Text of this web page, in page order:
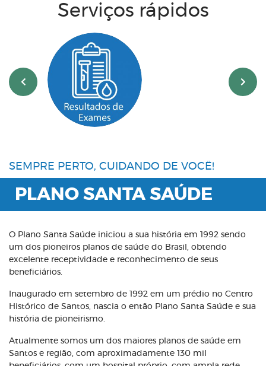
Serviços rápidos
‹ ›
SEMPRE PERTO, CUIDANDO DE VOCÊ!
PLANO SANTA SAÚDE
O Plano Santa Saúde iniciou a sua história em 1992 sendo
um dos pioneiros planos de saúde do Brasil, obtendo
excelente receptividade e reconhecimento de seus
beneficiários.
Inaugurado em setembro de 1992 em um prédio no Centro
Histórico de Santos, nascia o então Plano Santa Saúde e sua
história de pioneirismo.
Atualmente somos um dos maiores planos de saúde em
Santos e região, com aproximadamente 130 mil